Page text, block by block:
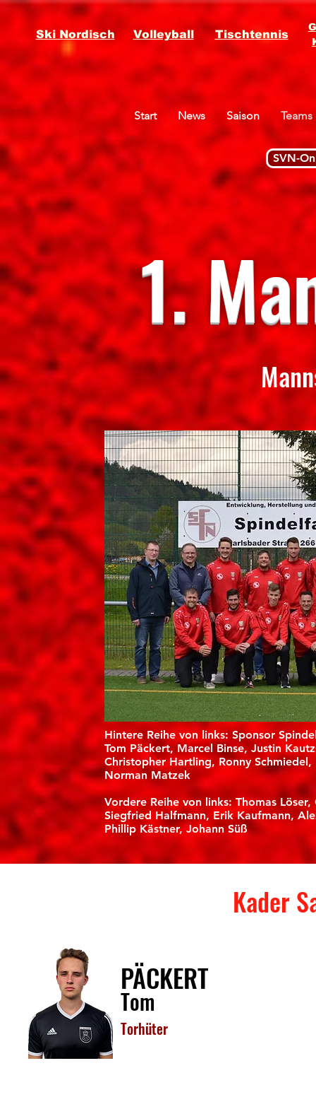
Ski Nordisch Volleyball Tischtennis
Start News Saison Teams
SVN-
1.
Hintere Reihe von links: Sponsor
Tom Päckert, Marcel Binse, Justin
Christopher Hartling, Ronny
Norman Matzek
Vordere Reihe von links: Thomas
Siegfried Halfmann, Erik Kaufmann,
Phillip Kästner, Johann Süß
Kader
PÄCKERT
Tom
Torhüter